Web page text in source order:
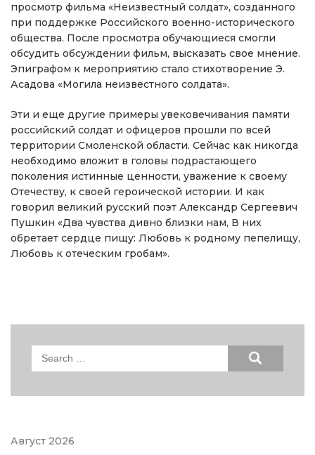
просмотр фильма «Неизвестный солдат», созданного
при поддержке Российского военно-исторического
общества. После просмотра обучающиеся смогли
обсудить обсуждении фильм, высказать свое мнение.
Эпиграфом к мероприятию стало стихотворение Э.
Асадова «Могила неизвестного солдата».
Эти и еще другие примеры увековечивания памяти
российский солдат и офицеров прошли по всей
территории Смоленской области. Сейчас как никогда
необходимо вложит в головы подрастающего
поколения истинные ценности, уважение к своему
Отечеству, к своей героической истории. И как
говорил великий русский поэт Александр Сергеевич
Пушкин «Два чувства дивно близки нам, В них
обретает сердце пищу: Любовь к родному пепелищу,
Любовь к отеческим гробам».
Search
Август 2026